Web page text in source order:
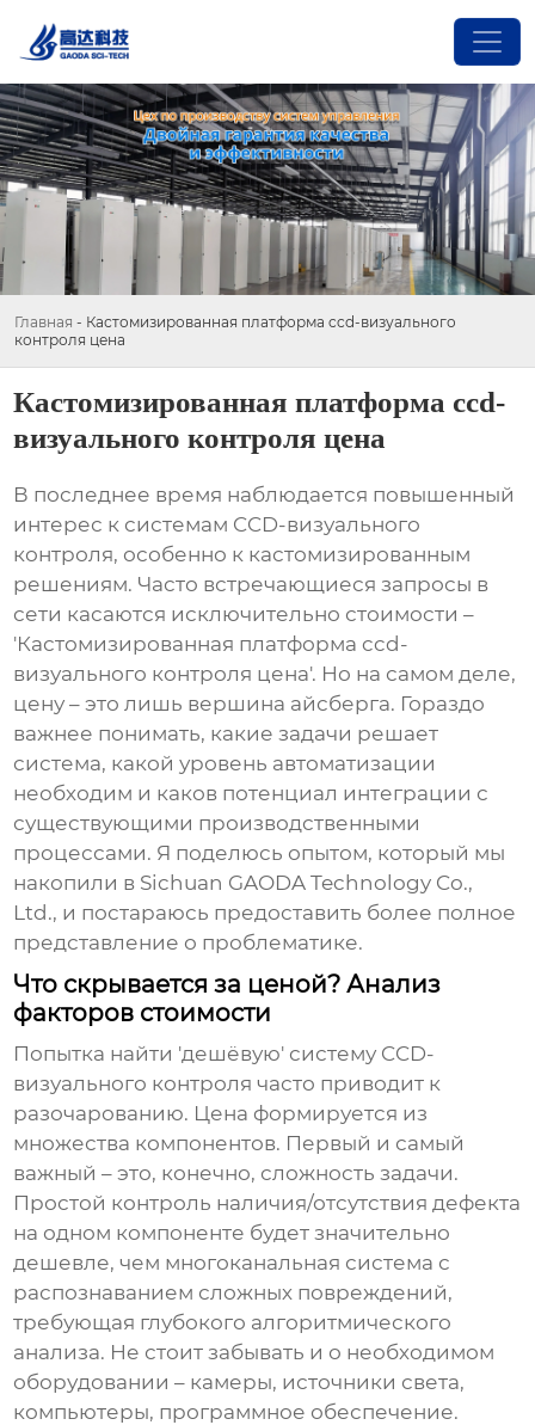
Главная - Кастомизированная платформа ccd-визуального
контроля цена
Кастомизированная платформа ccd-
визуального контроля цена
В последнее время наблюдается повышенный
интерес к системам CCD-визуального
контроля, особенно к кастомизированным
решениям. Часто встречающиеся запросы в
сети касаются исключительно стоимости –
'Кастомизированная платформа ccd-
визуального контроля цена'. Но на самом деле,
цену – это лишь вершина айсберга. Гораздо
важнее понимать, какие задачи решает
система, какой уровень автоматизации
необходим и каков потенциал интеграции с
существующими производственными
процессами. Я поделюсь опытом, который мы
накопили в Sichuan GAODA Technology Co.,
Ltd., и постараюсь предоставить более полное
представление о проблематике.
Что скрывается за ценой? Анализ
факторов стоимости
Попытка найти 'дешёвую' систему CCD-
визуального контроля часто приводит к
разочарованию. Цена формируется из
множества компонентов. Первый и самый
важный – это, конечно, сложность задачи.
Простой контроль наличия/отсутствия дефекта
на одном компоненте будет значительно
дешевле, чем многоканальная система с
распознаванием сложных повреждений,
требующая глубокого алгоритмического
анализа. Не стоит забывать и о необходимом
оборудовании – камеры, источники света,
компьютеры, программное обеспечение.